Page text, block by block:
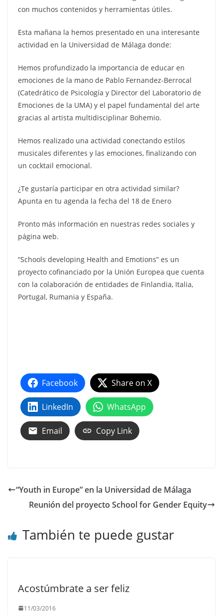
con muchos contenidos y herramientas útiles.
Esta mañana la hemos presentado en una interesante
actividad en la Universidad de Málaga donde:
Hemos profundizado la importancia de educar en
emociones de la mano de Pablo Fernandez-Berrocal
(Catedrático de Psicología y Director del Laboratorio de
Emociones de la UMA) y el papel fundamental del arte
gracias al artista multidisciplinar Bohemio.
Hemos realizado una actividad conectando estilos
musicales diferentes y las emociones, finalizando con
un cocktail emocional.
¿Te gustaría participar en otra actividad similar?
Apunta en tu agenda la fecha del 18 de Enero
Pronto más información en nuestras redes sociales y
página web.
“Schools developing Health and Emotions” es un
proyecto cofinanciado por la Unión Europea que cuenta
con la colaboración de entidades de Finlandia, Italia,
Portugal, Rumania y España.
Facebook Share on X
LinkedIn WhatsApp
Email Copy Link
“Youth in Europe” en la Universidad de Málaga
Reunión del proyecto School for Gender Equity
También te puede gustar
Acostúmbrate a ser feliz
11/03/2016